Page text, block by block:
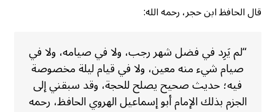
قال الحافظ ابن حجر، رحمه الله:
“لم يَرِد في فضل شهر رجب، ولا في صيامه، ولا في
صيام شيء منه معين، ولا في قيام ليلة مخصوصة
فيه؛ حديث صحيح يصلح للحجة، وقد سبقني إلى
الجزم بذلك الإمام أبو إسماعيل الهروي الحافظ، رحمه